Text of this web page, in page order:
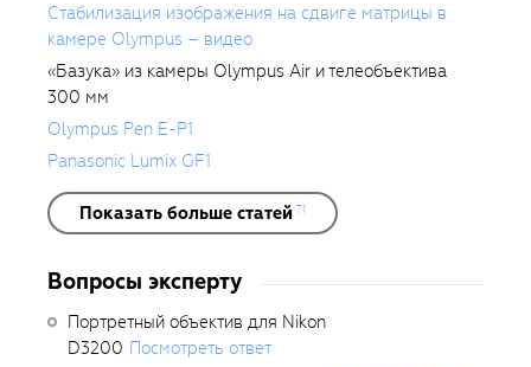
Стабилизация изображения на сдвиге матрицы в
камере Olympus – видео
«Базука» из камеры Olympus Air и телеобъектива
300 мм
Olympus Pen E-P1
Panasonic Lumix GF1
Показать больше статей 71
Вопросы эксперту
Портретный объектив для Nikon
D3200 Посмотреть ответ